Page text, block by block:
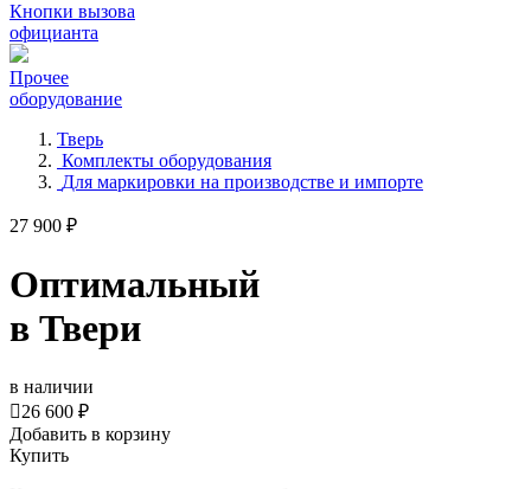
Кнопки вызова
официанта
Прочее
оборудование
Тверь
Комплекты оборудования
Для маркировки на производстве и импорте
27 900 ₽
Оптимальный
в Твери
в наличии
26 600 ₽
Добавить в корзину
Купить